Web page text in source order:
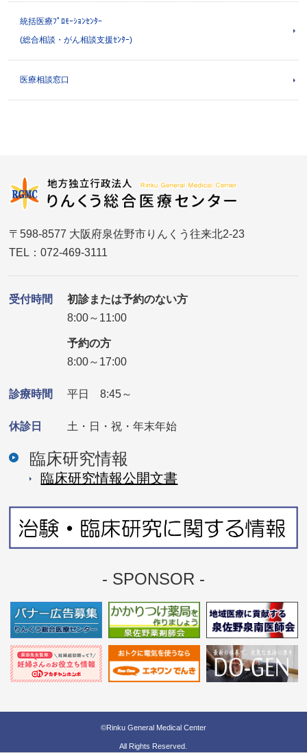
統括医療ﾌﾟﾛﾓｰｼｮﾝｾﾝﾀｰ
(総合相談・がん相談支援ｾﾝﾀｰ)
医療相談窓口
〒598-8577 大阪府泉佐野市りんくう往来北2-23
TEL：072-469-3111
受付時間
初診または予約のない方
8:00～11:00
予約の方
8:00～17:00
診療時間 平日 8:45～
休診日 土・日・祝・年末年始
臨床研究情報
臨床研究情報公開⽂書
- SPONSOR -
©Rinku General Medical Center
All Rights Reserved.